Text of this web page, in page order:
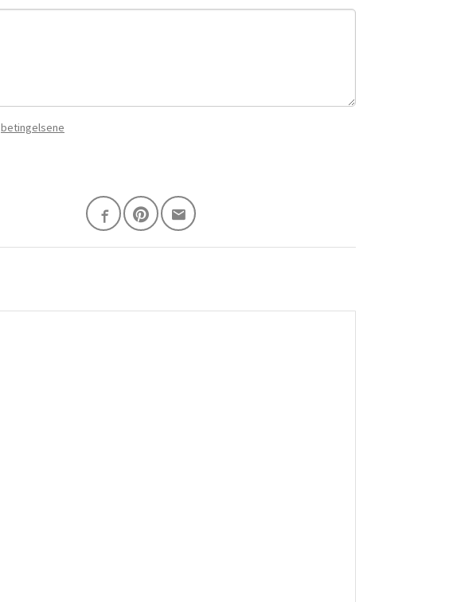
betingelsene